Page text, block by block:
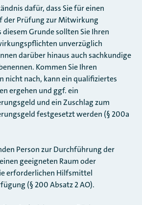
dafür, dass Sie für einen
der Prüfung zur Mitwirkung
Grunde sollten Sie Ihren
unverzüglich
darüber hinaus auch sachkundige
Kommen Sie Ihren
nach, kann ein qualifiziertes
ergehen und ggf. ein
und ein Zuschlag zum
festgesetzt werden (§ 200a
Person zur Durchführung der
geeigneten Raum oder
erforderlichen Hilfsmittel
(§ 200 Absatz 2 AO).